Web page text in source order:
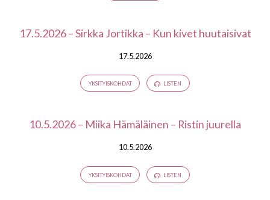
17.5.2026 – Sirkka Jortikka – Kun kivet huutaisivat
17.5.2026
YKSITYISKOHDAT LISTEN
10.5.2026 – Miika Hämäläinen – Ristin juurella
10.5.2026
YKSITYISKOHDAT LISTEN